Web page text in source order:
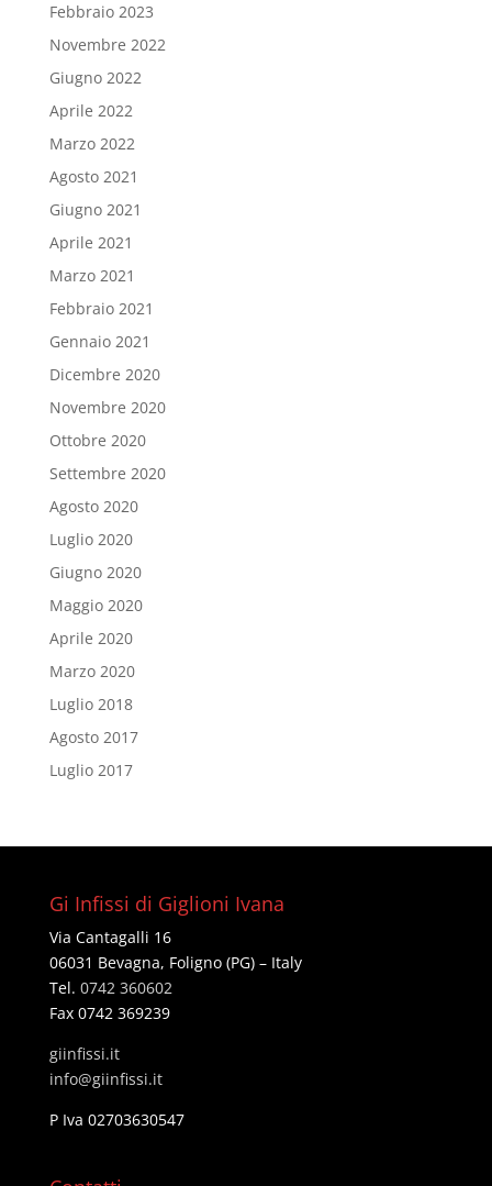
Febbraio 2023
Novembre 2022
Giugno 2022
Aprile 2022
Marzo 2022
Agosto 2021
Giugno 2021
Aprile 2021
Marzo 2021
Febbraio 2021
Gennaio 2021
Dicembre 2020
Novembre 2020
Ottobre 2020
Settembre 2020
Agosto 2020
Luglio 2020
Giugno 2020
Maggio 2020
Aprile 2020
Marzo 2020
Luglio 2018
Agosto 2017
Luglio 2017
Gi Infissi di Giglioni Ivana
Via Cantagalli 16
06031 Bevagna, Foligno (PG) – Italy
Tel. 0742 360602
Fax 0742 369239
giinfissi.it
ti.issifniig
@ofni
P Iva 02703630547